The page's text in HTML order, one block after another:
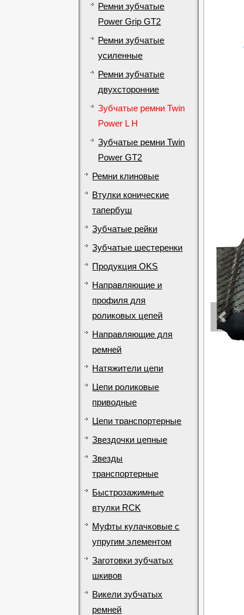
Ремни зубчатые
Power Grip GT2
Ремни зубчатые
усиленные
Ремни зубчатые
двухсторонние
Зубчатые ремни Twin
Power L H
Зубчатые ремни Twin
Power GT2
Ремни клиновые
Втулки конические
тапербуш
Зубчатые рейки
Зубчатые шестеренки
Продукция OKS
Направляющие и
профиля для
роликовых цепей
Направляющие для
ремней
Натяжители цепи
Цепи роликовые
приводные
Цепи транспортерные
Звездочки цепные
Звезды
транспортерные
Быстрозажимные
втулки RCK
Муфты кулачковые с
упругим элементом
Заготовки зубчатых
шкивов
Викели зубчатых
ремней